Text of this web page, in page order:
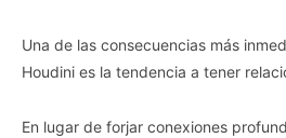
Una de las consecuencias más
Houdini es la tendencia a tener
En lugar de forjar conexiones